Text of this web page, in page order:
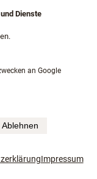
Dienste
an Google
Ablehnen
Impressum